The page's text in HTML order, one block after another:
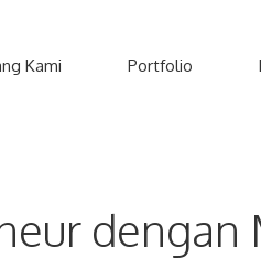
Kami Portfolio
dengan